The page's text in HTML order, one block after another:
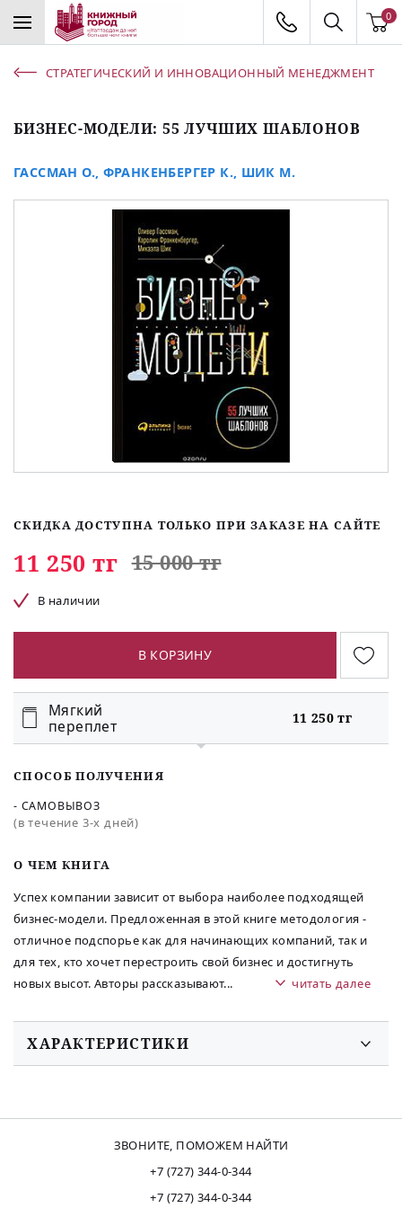
0
СТРАТЕГИЧЕСКИЙ И ИННОВАЦИОННЫЙ МЕНЕДЖМЕНТ
БИЗНЕС-МОДЕЛИ: 55 ЛУЧШИХ ШАБЛОНОВ
ГАССМАН О., ФРАНКЕНБЕРГЕР К., ШИК М.
O ЧЕМ КНИГА
Успех компании зависит от выбора наиболее подходящей
бизнес-модели. Предложенная в этой книге методология -
отличное подспорье как для начинающих компаний, так и
для тех, кто хочет перестроить свой бизнес и достигнуть
новых высот. Авторы рассказывают... читать далее
СКИДКА ДОСТУПНА ТОЛЬКО ПРИ ЗАКАЗЕ НА САЙТЕ
11 250 тг 15 000 тг
В наличии
В КОРЗИНУ
Мягкий
переплет
11 250 тг
СПОСОБ ПОЛУЧЕНИЯ
- САМОВЫВОЗ
(в течение 3-х дней)
ХАРАКТЕРИСТИКИ
ЗВОНИТЕ, ПОМОЖЕМ НАЙТИ
+7 (727) 344-0-344
+7 (727) 344-0-344